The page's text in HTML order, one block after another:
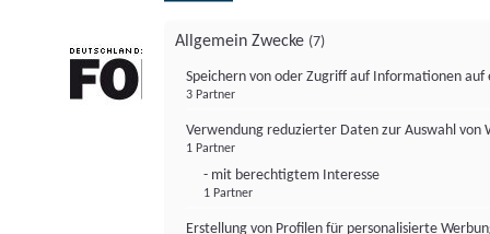
Allgemein Zwecke (7)
Speichern von oder Zugriff auf Informationen auf
3 Partner
Verwendung reduzierter Daten zur Auswahl von
1 Partner
- mit berechtigtem Interesse
1 Partner
Erstellung von Profilen für personalisierte
FONDS professionell